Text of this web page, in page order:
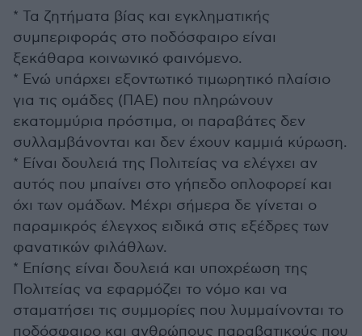
* Τα ζητήματα βίας και εγκληματικής
συμπεριφοράς στο ποδόσφαιρο είναι
ξεκάθαρα κοινωνικό φαινόμενο.
* Ενώ υπάρχει εξοντωτικό τιμωρητικό πλαίσιο
για τις ομάδες (ΠΑΕ) που πληρώνουν
εκατομμύρια πρόστιμα, οι παραβάτες δεν
συλλαμβάνονται και δεν έχουν καμμιά κύρωση.
* Είναι δουλειά της Πολιτείας να ελέγχει αν
αυτός που μπαίνει στο γήπεδο οπλοφορεί και
όχι των ομάδων. Μέχρι σήμερα δε γίνεται ο
παραμικρός έλεγχος ειδικά στις εξέδρες των
φανατικών φιλάθλων.
* Επίσης είναι δουλειά και υποχρέωση της
Πολιτείας να εφαρμόζει το νόμο και να
σταματήσει τις συμμορίες που λυμμαίνονται το
ποδόσφαιρο και ανθρώπους παραβατικούς που